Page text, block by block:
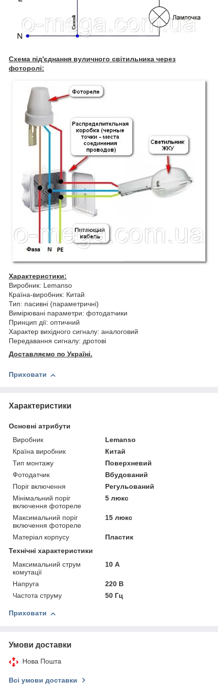
Схема під'єднання вуличного світильника через
фоторолі:
Характеристики:
Виробник: Lemanso
Країна-виробник: Китай
Тип: пасивні (параметричні)
Вимірювані параметри: фотодатчики
Принцип дії: оптичний
Характер вихідного сигналу: аналоговий
Передавання сигналу: дротові
Доставляємо по Україні.
Приховати
Характеристики
Основні атрибути
Виробник
Lemanso
Країна виробник
Китай
Тип монтажу
Поверхневий
Фотодатчик
Вбудований
Поріг включення
Регульований
Мінімальний поріг
включення фотореле
5 люкс
Максимальний поріг
включення фотореле
15 люкс
Матеріал корпусу
Пластик
Технічні характеристики
Максимальний струм
комутації
10 А
Напруга
220 В
Частота струму
50 Гц
Приховати
Умови доставки
Нова Пошта
Всі умови доставки